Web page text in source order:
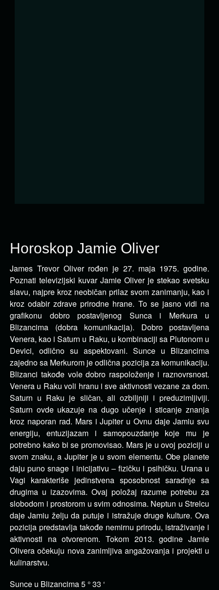
Horoskop Jamie Oliver
James Trevor Oliver rođen je 27. maja 1975. godine.
Poznati televizijski kuvar Jamie Oliver je stekao svetsku
slavu, najpre kroz neobičan prilaz svom zanimanju, kao i
kroz odabir zdrave prirodne hrane. To se jasno vidi na
grafikonu dobro postavljenog Sunca i Merkura u
Blizancima (dobra komunikacija). Dobro postavljena
Venera, kao i Saturn u Raku, u kombinaciji sa Plutonom u
Devici, odlično su aspektovani. Sunce u Blizancima
zajedno sa Merkurom je odlična pozicija za komunikaciju.
Blizanci takođe vole dobro raspoloženje i raznovrsnost.
Venera u Raku voli hranu i sve aktivnosti vezane za dom.
Saturn u Raku je sličan, ali ozbiljniji i preduzimljiviji.
Saturn ovde ukazuje na dugo učenje i sticanje znanja
kroz naporan rad. Mars i Jupiter u Ovnu daje Jamiu svu
energiju, entuzijazam i samopouzdanje koje mu je
potrebno kako bi se promovisao. Mars je u ovoj poziciji u
svom znaku, a Jupiter je u svom elementu. Obe planete
daju puno snage i inicijativu – fizičku i psihičku. Urana u
Vagi karakteriše jedinstvena sposobnost saradnje sa
drugima u izazovima. Ovaj položaj razume potrebu za
slobodom i prostorom u svim odnosima. Neptun u Strelcu
daje Jamiu želju da putuje i istražuje druge kulture. Ova
pozicija predstavlja takođe nemirnu prirodu, istraživanje i
aktivnosti na otvorenom. Tokom 2013. godine Jamie
Olivera očekuju nova zanimljiva angažovanja i projekti u
kulinarstvu.
Sunce u Blizancima 5 ° 33 ‘